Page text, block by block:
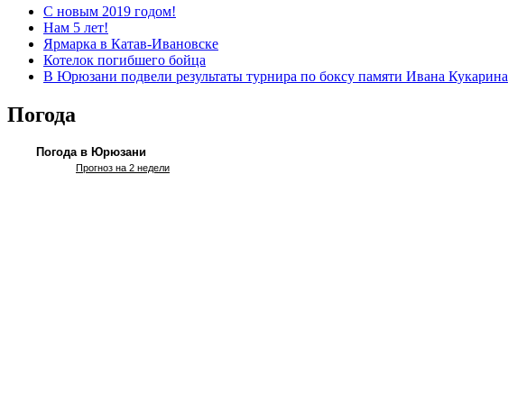
С новым 2019 годом!
Нам 5 лет!
Ярмарка в Катав-Ивановске
Котелок погибшего бойца
В Юрюзани подвели результаты турнира по боксу памяти Ивана Кукарина
Погода
Погода в Юрюзани
Прогноз на 2 недели